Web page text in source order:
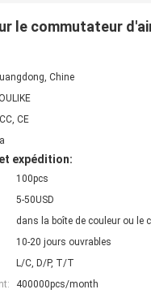
le commutateur
Chine
CE
expédition:
100pcs
5-50USD
dans la boîte de couleur ou le
10-20 jours ouvrables
L/C, D/P, T/T
400000pcs/month